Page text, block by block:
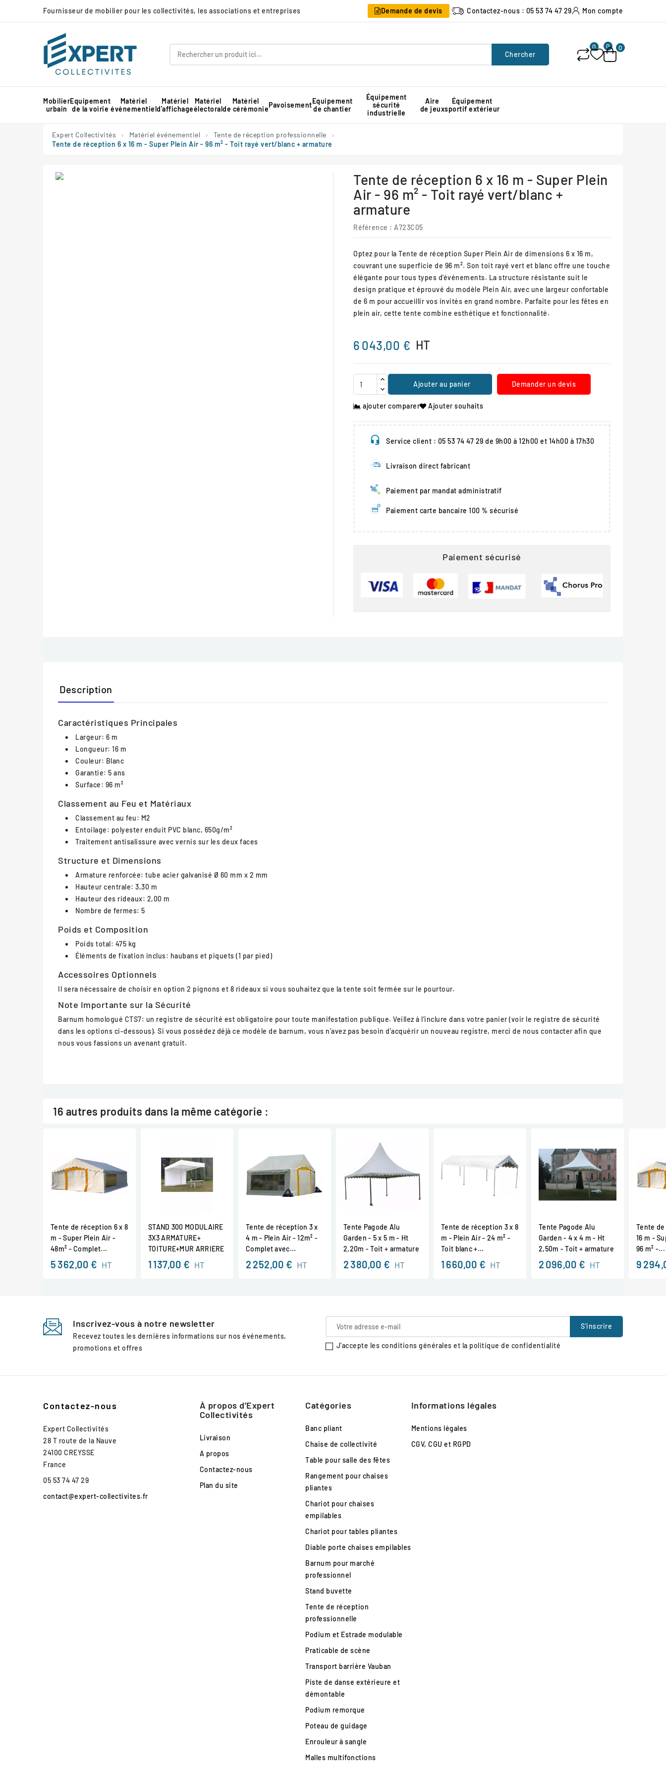
Fournisseur de mobilier pour les collectivités, les associations et entreprises Demande de devis Contactez-nous : 05 53 74 47 29 Mon compte
Chercher
0 0 0
Mobilier
urbain
Equipement
de la voirie
Matériel
événementiel
Matériel
d'affichage
Matériel
électoral
Matériel
de cérémoniePavoisementEquipement
de chantier
Équipement
sécurité
industrielle
Aire
de jeux
Équipement
sportif extérieur
Expert Collectivités Matériel événementiel
Tente de réception professionnelle
Tente de réception 6 x 16 m - Super Plein Air - 96 m² - Toit rayé vert/blanc + armature
Tente de réception 6 x 16 m - Super Plein
Air - 96 m² - Toit rayé vert/blanc +
armature
Référence : A723C05
Optez pour la Tente de réception Super Plein Air de dimensions 6 x 16 m,
couvrant une superficie de 96 m². Son toit rayé vert et blanc offre une touche
élégante pour tous types d'événements. La structure résistante suit le
design pratique et éprouvé du modèle Plein Air, avec une largeur confortable
de 6 m pour accueillir vos invités en grand nombre. Parfaite pour les fêtes en
plein air, cette tente combine esthétique et fonctionnalité.
6 043,00 € HT
Ajouter au panier Demander un devis
ajouter comparer Ajouter souhaits
Service client : 05 53 74 47 29 de 9h00 à 12h00 et 14h00 à 17h30
Livraison direct fabricant
Paiement par mandat administratif
Paiement carte bancaire 100 % sécurisé
Paiement sécurisé
Description
Caractéristiques Principales
Largeur: 6 m
Longueur: 16 m
Couleur: Blanc
Garantie: 5 ans
Surface: 96 m²
Classement au Feu et Matériaux
Classement au feu: M2
Entoilage: polyester enduit PVC blanc, 650g/m²
Traitement antisalissure avec vernis sur les deux faces
Structure et Dimensions
Armature renforcée: tube acier galvanisé Ø 60 mm x 2 mm
Hauteur centrale: 3,30 m
Hauteur des rideaux: 2,00 m
Nombre de fermes: 5
Poids et Composition
Poids total: 475 kg
Éléments de fixation inclus: haubans et piquets (1 par pied)
Accessoires Optionnels
Il sera nécessaire de choisir en option 2 pignons et 8 rideaux si vous souhaitez que la tente soit fermée sur le pourtour.
Note Importante sur la Sécurité
Barnum homologué CTS7: un registre de sécurité est obligatoire pour toute manifestation publique. Veillez à l’inclure dans votre panier (voir le registre de sécurité
dans les options ci-dessous). Si vous possédez déjà ce modèle de barnum, vous n’avez pas besoin d’acquérir un nouveau registre, merci de nous contacter afin que
nous vous fassions un avenant gratuit.
16 autres produits dans la même catégorie :
Tente de réception 6 x 8
m - Super Plein Air -
48m² - Complet...
5 362,00 € HT
STAND 300 MODULAIRE
3X3 ARMATURE+
TOITURE+MUR ARRIERE
1 137,00 € HT
Tente de réception 3 x
4 m - Plein Air - 12m² -
Complet avec...
2 252,00 € HT
Tente Pagode Alu
Garden - 5 x 5 m - Ht
2,20m - Toit + armature
2 380,00 € HT
Tente de réception 3 x 8
m - Plein Air - 24 m² -
Toit blanc +...
1 660,00 € HT
Tente Pagode Alu
Garden - 4 x 4 m - Ht
2,50m - Toit + armature
2 096,00 € HT
Tente
16 m -
96 m² -...
9
Inscrivez-vous à notre newsletter
Recevez toutes les dernières informations sur nos événements,
promotions et offres
J'accepte les conditions générales et la politique de confidentialité
Contactez-nous
Expert Collectivités
28 T route de la Nauve
24100 CREYSSE
France
05 53 74 47 29
contact@expert-collectivites.fr
À propos d'Expert
Collectivités
Livraison
A propos
Contactez-nous
Plan du site
Catégories
Banc pliant
Chaise de collectivité
Table pour salle des fêtes
Rangement pour chaises
pliantes
Chariot pour chaises
empilables
Chariot pour tables pliantes
Diable porte chaises empilables
Barnum pour marché
professionnel
Stand buvette
Tente de réception
professionnelle
Podium et Estrade modulable
Praticable de scène
Transport barrière Vauban
Piste de danse extérieure et
démontable
Podium remorque
Poteau de guidage
Enrouleur à sangle
Malles multifonctions
Informations légales
Mentions légales
CGV, CGU et RGPD